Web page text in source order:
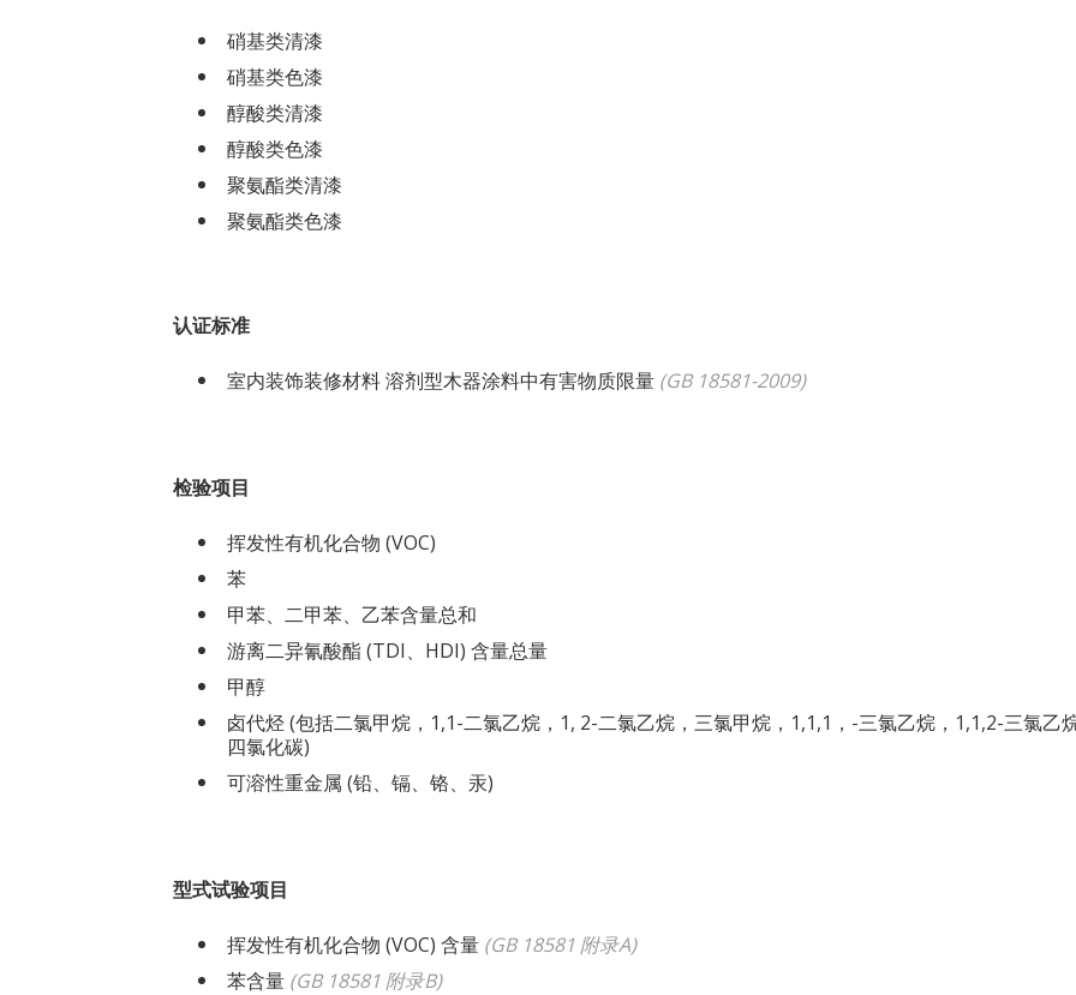
硝基类清漆
硝基类色漆
醇酸类清漆
醇酸类色漆
聚氨酯类清漆
聚氨酯类色漆
认证标准
室内装饰装修材料 溶剂型木器涂料中有害物质限量 (GB 18581-2009)
检验项目
挥发性有机化合物 (VOC)
苯
甲苯、二甲苯、乙苯含量总和
游离二异氰酸酯 (TDI、HDI) 含量总量
甲醇
卤代烃 (包括二氯甲烷，1,1-二氯乙烷，1, 2-二氯乙烷， 三氯甲烷，1,1,1，-三氯乙烷，1,1,2-三氯乙
四氯化碳)
可溶性重金属 (铅、镉、铬、汞)
型式试验项目
挥发性有机化合物 (VOC) 含量 (GB 18581 附录A)
苯含量(GB 18581 附录B)